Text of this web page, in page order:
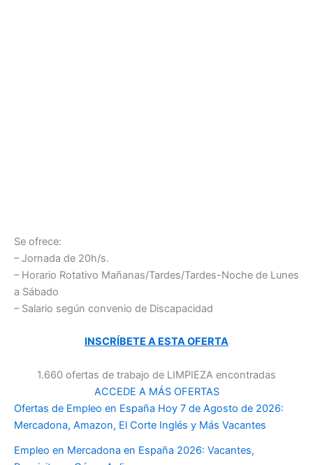
Se ofrece:
– Jornada de 20h/s.
– Horario Rotativo Mañanas/Tardes/Tardes-Noche de Lunes
a Sábado
– Salario según convenio de Discapacidad
INSCRÍBETE A ESTA OFERTA
1.660 ofertas de trabajo de LIMPIEZA encontradas
ACCEDE A MÁS OFERTAS
Ofertas de Empleo en España Hoy 7 de Agosto de 2026:
Mercadona, Amazon, El Corte Inglés y Más Vacantes
Empleo en Mercadona en España 2026: Vacantes,